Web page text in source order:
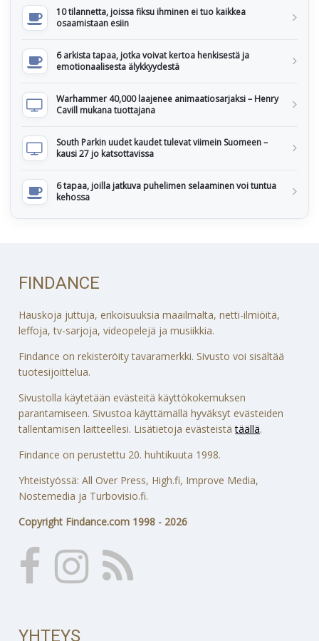
10 tilannetta, joissa fiksu ihminen ei tuo kaikkea
osaamistaan esiin
6 arkista tapaa, jotka voivat kertoa henkisestä ja
emotionaalisesta älykkyydestä
Warhammer 40,000 laajenee animaatiosarjaksi – Henry
Cavill mukana tuottajana
South Parkin uudet kaudet tulevat viimein Suomeen –
kausi 27 jo katsottavissa
6 tapaa, joilla jatkuva puhelimen selaaminen voi tuntua
kehossa
FINDANCE
Hauskoja juttuja, erikoisuuksia maailmalta, netti-ilmiöitä,
leffoja, tv-sarjoja, videopelejä ja musiikkia.
Findance on rekisteröity tavaramerkki. Sivusto voi sisältää
tuotesijoittelua.
Sivustolla käytetään evästeitä käyttökokemuksen
parantamiseen. Sivustoa käyttämällä hyväksyt evästeiden
tallentamisen laitteellesi. Lisätietoja evästeistätäällä.
Findance on perustettu 20. huhtikuuta 1998.
Yhteistyössä: All Over Press, High.fi, Improve Media,
Nostemedia ja Turbovisio.fi.
Copyright Findance.com 1998 - 2026
YHTEYS